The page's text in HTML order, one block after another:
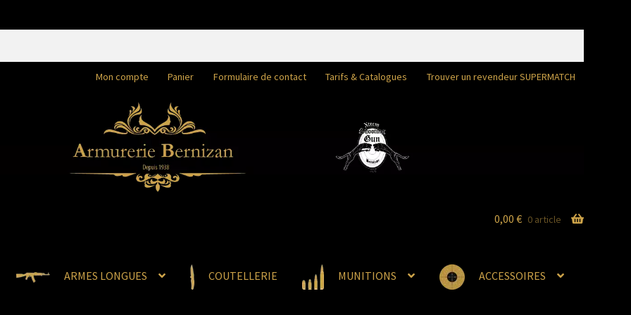
Mon compte Panier Formulaire de contact Tarifs & Catalogues Trouver un revendeur SUPERMATCH
ARMES LONGUES COUTELLERIE MUNITIONS ACCESSOIRES
0,00 € 0 article